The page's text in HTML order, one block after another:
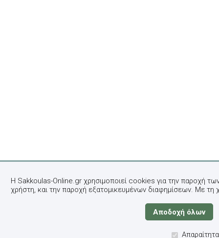
Η Sakkoulas-Online.gr χρησιμοποιεί cookies για την παροχή
χρήστη, και την παροχή εξατομικευμένων διαφημίσεων. Με